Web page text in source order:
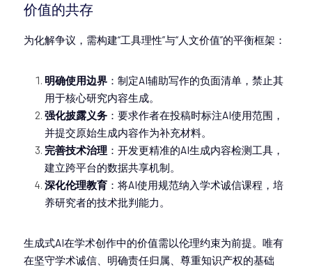
价值的共存
为化解争议，需构建“工具理性”与“人文价值”的平衡框架：
明确使用边界 ：制定AI辅助写作的负面清单，禁止其
用于核心研究内容生成。
强化披露义务 ：要求作者在投稿时标注AI使用范围，
并提交原始生成内容作为补充材料。
完善技术治理 ：开发更精准的AI生成内容检测工具，
建立跨平台的数据共享机制。
深化伦理教育 ：将AI使用规范纳入学术诚信课程，培
养研究者的技术批判能力。
生成式AI在学术创作中的价值需以伦理约束为前提。唯有
在坚守学术诚信、明确责任归属、尊重知识产权的基础